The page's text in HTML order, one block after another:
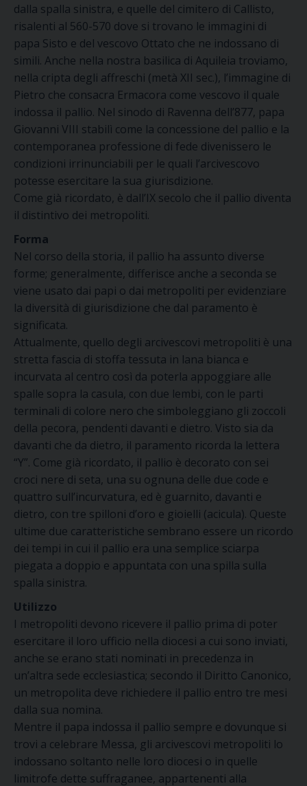
dalla spalla sinistra, e quelle del cimitero di Callisto,
risalenti al 560-570 dove si trovano le immagini di
papa Sisto e del vescovo Ottato che ne indossano di
simili. Anche nella nostra basilica di Aquileia troviamo,
nella cripta degli affreschi (metà XII sec.), l’immagine di
Pietro che consacra Ermacora come vescovo il quale
indossa il pallio. Nel sinodo di Ravenna dell’877, papa
Giovanni VIII stabilì come la concessione del pallio e la
contemporanea professione di fede divenissero le
condizioni irrinunciabili per le quali l’arcivescovo
potesse esercitare la sua giurisdizione.
Come già ricordato, è dall’IX secolo che il pallio diventa
il distintivo dei metropoliti.
Forma
Nel corso della storia, il pallio ha assunto diverse
forme; generalmente, differisce anche a seconda se
viene usato dai papi o dai metropoliti per evidenziare
la diversità di giurisdizione che dal paramento è
significata.
Attualmente, quello degli arcivescovi metropoliti è una
stretta fascia di stoffa tessuta in lana bianca e
incurvata al centro così da poterla appoggiare alle
spalle sopra la casula, con due lembi, con le parti
terminali di colore nero che simboleggiano gli zoccoli
della pecora, pendenti davanti e dietro. Visto sia da
davanti che da dietro, il paramento ricorda la lettera
“Y”. Come già ricordato, il pallio è decorato con sei
croci nere di seta, una su ognuna delle due code e
quattro sull’incurvatura, ed è guarnito, davanti e
dietro, con tre spilloni d’oro e gioielli (acicula). Queste
ultime due caratteristiche sembrano essere un ricordo
dei tempi in cui il pallio era una semplice sciarpa
piegata a doppio e appuntata con una spilla sulla
spalla sinistra.
Utilizzo
I metropoliti devono ricevere il pallio prima di poter
esercitare il loro ufficio nella diocesi a cui sono inviati,
anche se erano stati nominati in precedenza in
un’altra sede ecclesiastica; secondo il Diritto Canonico,
un metropolita deve richiedere il pallio entro tre mesi
dalla sua nomina.
Mentre il papa indossa il pallio sempre e dovunque si
trovi a celebrare Messa, gli arcivescovi metropoliti lo
indossano soltanto nelle loro diocesi o in quelle
limitrofe dette suffraganee, appartenenti alla